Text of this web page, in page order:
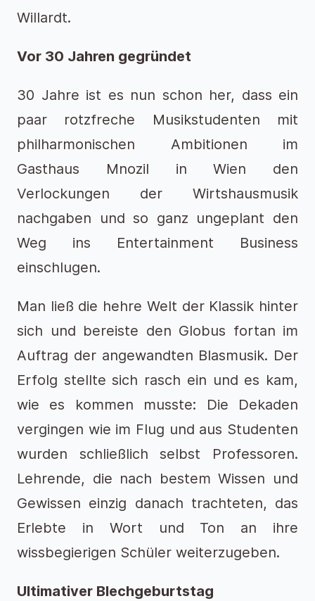
Willardt.
Vor 30 Jahren gegründet
30 Jahre ist es nun schon her, dass ein
paar rotzfreche Musikstudenten mit
philharmonischen Ambitionen im
Gasthaus Mnozil in Wien den
Verlockungen der Wirtshausmusik
nachgaben und so ganz ungeplant den
Weg ins Entertainment Business
einschlugen.
Man ließ die hehre Welt der Klassik hinter
sich und bereiste den Globus fortan im
Auftrag der angewandten Blasmusik. Der
Erfolg stellte sich rasch ein und es kam,
wie es kommen musste: Die Dekaden
vergingen wie im Flug und aus Studenten
wurden schließlich selbst Professoren.
Lehrende, die nach bestem Wissen und
Gewissen einzig danach trachteten, das
Erlebte in Wort und Ton an ihre
wissbegierigen Schüler weiterzugeben.
Ultimativer Blechgeburtstag